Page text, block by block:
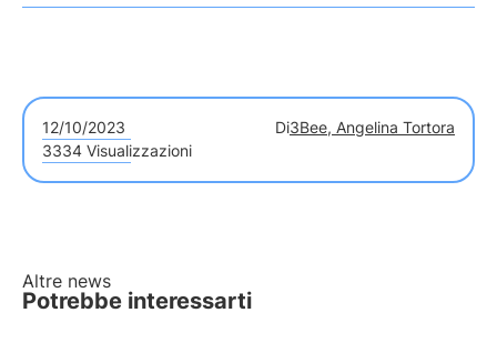
12/10/2023 Di3Bee, Angelina Tortora
3334 Visualizzazioni
Altre news
Potrebbe interessarti